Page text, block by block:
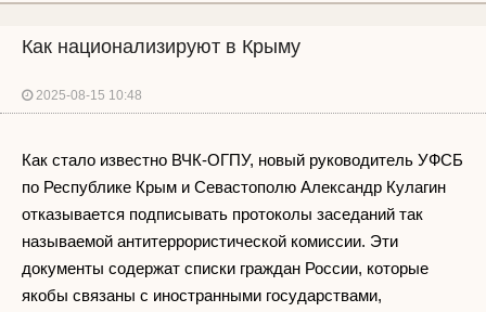
Как национализируют в Крыму
2025-08-15 10:48
Как стало известно ВЧК-ОГПУ, новый руководитель УФСБ
по Республике Крым и Севастополю Александр Кулагин
отказывается подписывать протоколы заседаний так
называемой антитеррористической комиссии. Эти
документы содержат списки граждан России, которые
якобы связаны с иностранными государствами,